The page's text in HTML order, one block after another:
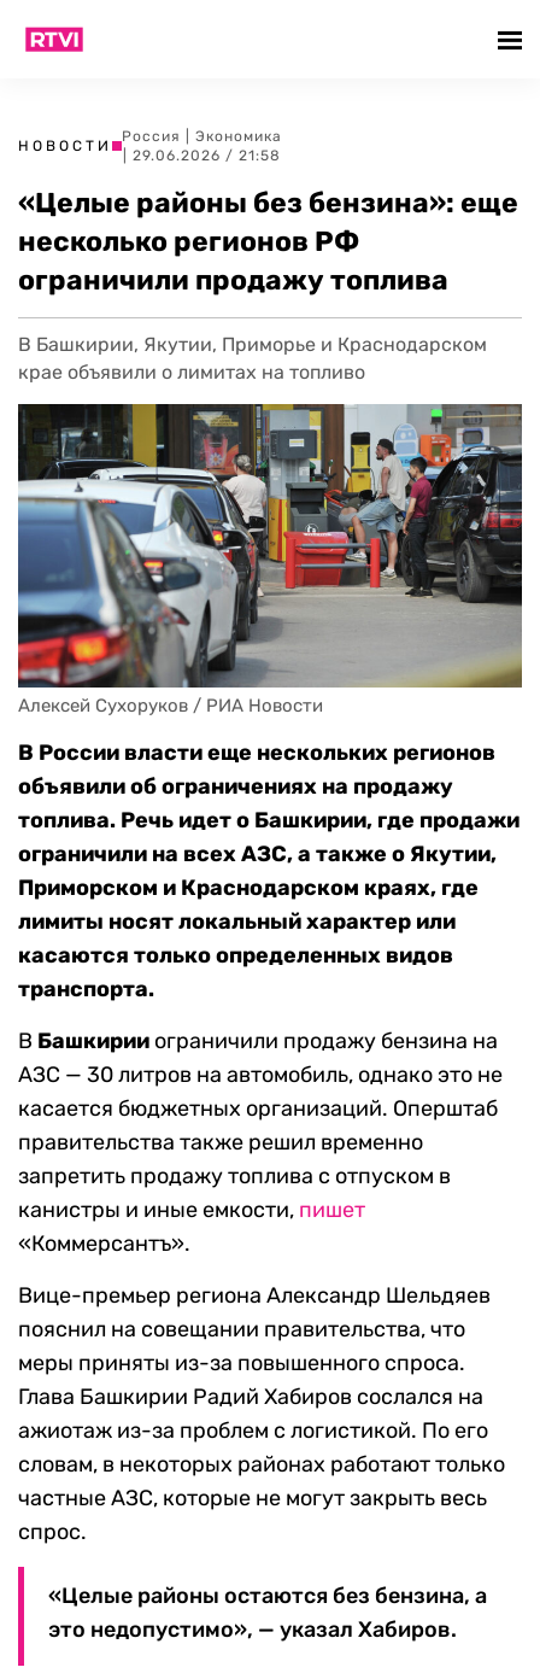
НОВОСТИ
Россия
Экономика
| 29.06.2026 / 21:58
«Целые районы без бензина»: еще
несколько регионов РФ
ограничили продажу топлива
В Башкирии, Якутии, Приморье и Краснодарском
крае объявили о лимитах на топливо
Алексей Сухоруков / РИА Новости
В России власти еще нескольких регионов
объявили об ограничениях на продажу
топлива. Речь идет о Башкирии, где продажи
ограничили на всех АЗС, а также о Якутии,
Приморском и Краснодарском краях, где
лимиты носят локальный характер или
касаются только определенных видов
транспорта.
В Башкирии ограничили продажу бензина на
АЗС — 30 литров на автомобиль, однако это не
касается бюджетных организаций. Оперштаб
правительства также решил временно
запретить продажу топлива с отпуском в
канистры и иные емкости, пишет
«Коммерсантъ».
Вице-премьер региона Александр Шельдяев
пояснил на совещании правительства, что
меры приняты из-за повышенного спроса.
Глава Башкирии Радий Хабиров сослался на
ажиотаж из-за проблем с логистикой. По его
словам, в некоторых районах работают только
частные АЗС, которые не могут закрыть весь
спрос.
«Целые районы остаются без бензина, а
это недопустимо», — указал Хабиров.